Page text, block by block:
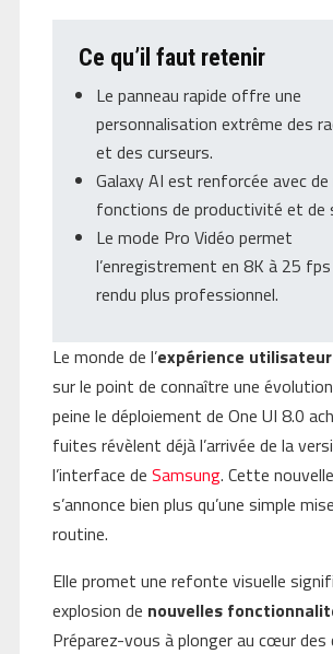
Ce qu’il faut retenir
Le panneau rapide offre une
personnalisation extrême des
et des curseurs.
Galaxy AI est renforcée avec
fonctions de productivité et de
Le mode Pro Vidéo permet
l’enregistrement en 8K à 25
rendu plus professionnel.
Le monde de l’expérience utilisateur
sur le point de connaître une
peine le déploiement de One UI 8.0
fuites révèlent déjà l’arrivée de la
l’interface de Samsung. Cette
s’annonce bien plus qu’une simple
routine.
Elle promet une refonte visuelle
explosion de nouvelles
Préparez-vous à plonger au cœur des